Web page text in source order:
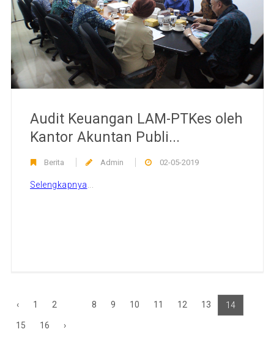
Audit Keuangan LAM-PTKes oleh
Kantor Akuntan Publi...
Berita Admin 02-05-2019
Selengkapnya
‹ 1 2 8 9 10 11 12 13 14
15 16 ›